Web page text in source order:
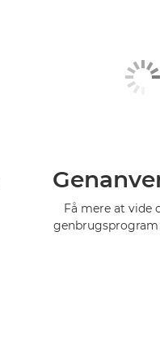
Få mere at vide